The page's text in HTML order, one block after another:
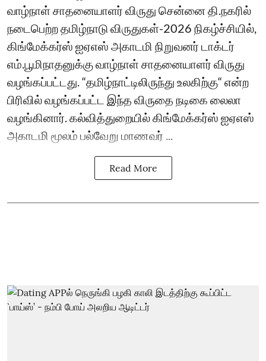
வாழ்நாள் சாதனையாளர் விருது சென்னை தி.நகரில்
நடைபெற்ற தமிழ்நாடு விருதுகள்-2026 நிகழ்ச்சியில்,
கிங்மேக்கர்ஸ் ஐஏஎஸ் அகாடமி நிறுவனர் டாக்டர்
எம்.பூமிநாதனுக்கு வாழ்நாள் சாதனையாளர் விருது
வழங்கப்பட்டது. “தமிழ்நாட்டிலிருந்து உலகிற்கு“ என்ற
பிரிவில் வழங்கப்பட்ட இந்த விருதை நடிகை லைலா
வழங்கினார். கல்வித்துறையில் கிங்மேக்கர்ஸ் ஐஏஎஸ்
அகாடமி மூலம் பல்வேறு மாணவர் ...
Read More